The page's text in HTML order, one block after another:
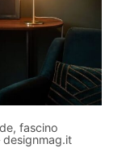
fascino